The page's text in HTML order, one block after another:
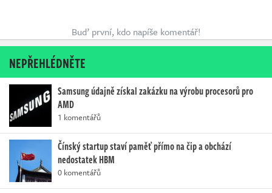
Buď první, kdo napíše komentář!
NEPŘEHLÉDNĚTE
Samsung údajně získal zakázku na výrobu procesorů pro
AMD
1 komentářů
Čínský startup staví paměť přímo na čip a obchází
nedostatek HBM
0 komentářů